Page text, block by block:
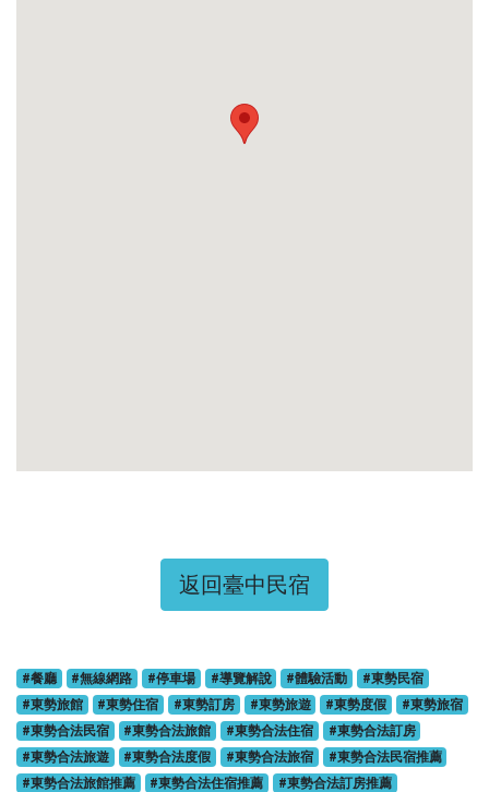
返回臺中民宿
#餐廳 #無線網路 #停車場 #導覽解說 #體驗活動
#東勢民宿
#東勢旅館
#東勢住宿 #東勢訂房 #東勢旅遊 #東勢度假
#東勢旅宿
#東勢合法民宿
#東勢合法旅館 #東勢合法住宿
#東勢合法訂房
#東勢合法旅遊
#東勢合法度假 #東勢合法旅宿
#東勢合法民宿推薦
#東勢合法旅館推薦
#東勢合法住宿推薦
#東勢合法訂房推薦